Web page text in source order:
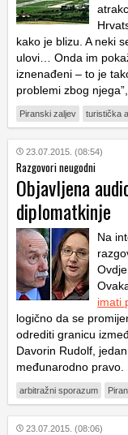
kako je blizu. A neki
ulovi… Onda im
iznenađeni – to je
problemi zbog
Piranski zaljev turistička
23.07.2015. (08:54)
Razgovori neugodni
Objavljena
diplomatkinje
Na
imati
logično da se
odrediti granicu
Davorin Rudolf,
međunarodno pravo.
arbitražni sporazum
23.07.2015. (08:06)